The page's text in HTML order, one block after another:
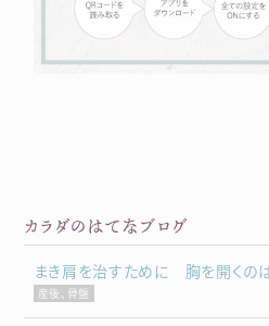
カラダのはてなブログ
まき肩を治すために 胸を開くのは
産後、骨盤